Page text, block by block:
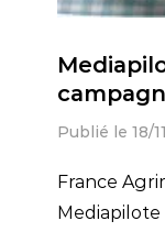
FRANCE
Publié le 18/
France